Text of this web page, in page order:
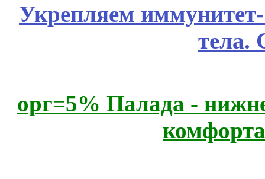
Укрепляем
тела.
орг=5% Палада -